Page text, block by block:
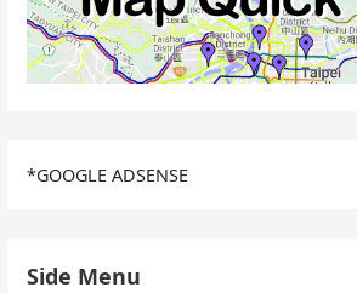
*GOOGLE ADSENSE
Side Menu